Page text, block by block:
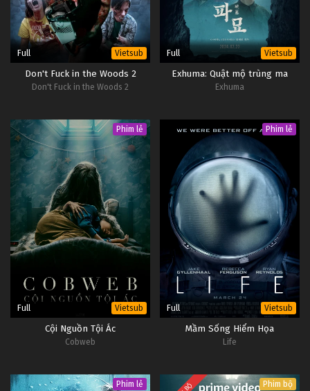
Full Vietsub
Don't Fuck in the Woods 2
Don't Fuck in the Woods 2
Full Vietsub
Exhuma: Quật mộ trùng ma
Exhuma
Phim lẻ
Full Vietsub
Cội Nguồn Tội Ác
Cobweb
Phim lẻ
Full Vietsub
Mầm Sống Hiểm Họa
Life
Phim lẻ Phim bộ